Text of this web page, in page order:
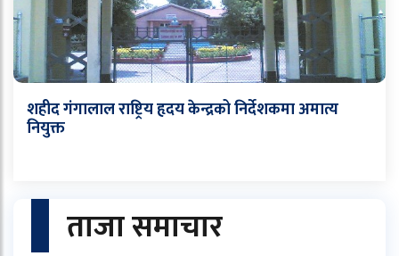
शहीद गंगालाल राष्ट्रिय हृदय केन्द्रको निर्देशकमा अमात्य
नियुक्त
ताजा समाचार